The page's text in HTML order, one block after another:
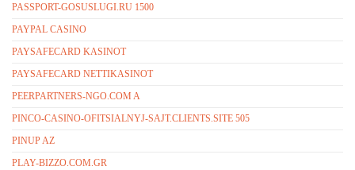
PASSPORT-GOSUSLUGI.RU 1500
PAYPAL CASINO
PAYSAFECARD KASINOT
PAYSAFECARD NETTIKASINOT
PEERPARTNERS-NGO.COM A
PINCO-CASINO-OFITSIALNYJ-SAJT.CLIENTS.SITE 505
PINUP AZ
PLAY-BIZZO.COM.GR